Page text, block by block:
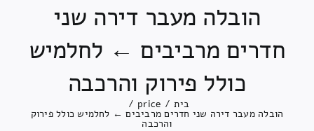
הובלה מעבר דירה שני
חדרים מרביבים ← לחלמיש
כולל פירוק והרכבה
בית /
price
/
הובלה מעבר דירה שני חדרים מרביבים ← לחלמיש כולל פירוק
והרכבה